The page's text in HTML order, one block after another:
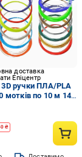
доставка
Епіцентр
ручки ПЛА/PLA
мотків по 10 м 14
₴